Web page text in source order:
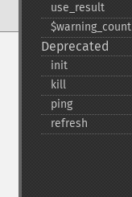
use_​result
$warning_​count
Deprecated
init
kill
ping
refresh